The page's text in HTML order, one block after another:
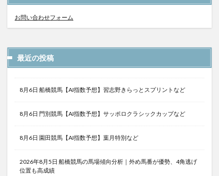
お問い合わせフォーム
最近の投稿
8月6日 船橋競馬【AI指数予想】習志野きらっとスプリントなど
8月6日 門別競馬【AI指数予想】サッポロクラシックカップなど
8月6日 園田競馬【AI指数予想】葉月特別など
2026年8月5日 船橋競馬の馬場傾向分析｜外め馬番が優勢、4角逃げ
位置も高成績